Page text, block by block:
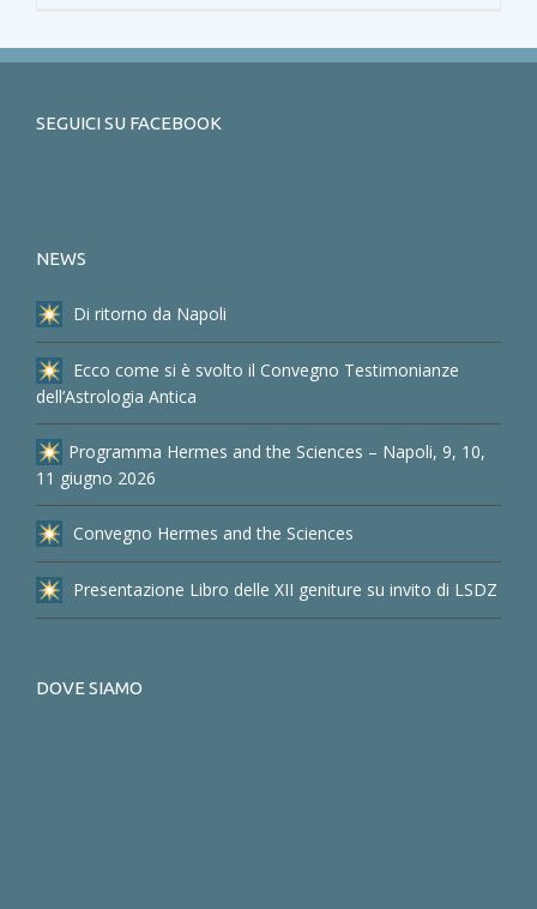
SEGUICI SU FACEBOOK
NEWS
Di ritorno da Napoli
Ecco come si è svolto il Convegno Testimonianze
dell’Astrologia Antica
Programma Hermes and the Sciences – Napoli, 9, 10,
11 giugno 2026
Convegno Hermes and the Sciences
Presentazione Libro delle XII geniture su invito di LSDZ
DOVE SIAMO